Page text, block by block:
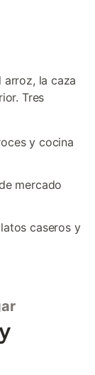
la caza
Tres
y cocina
mercado
caseros y